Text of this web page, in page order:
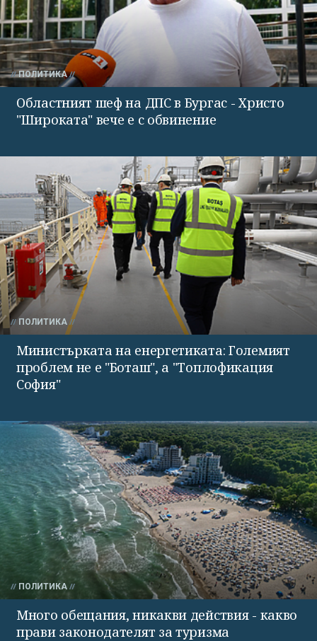
ПОЛИТИКА
Областният шеф на ДПС в Бургас - Христо
"Широката" вече е с обвинение
ПОЛИТИКА
Министърката на енергетиката: Големият
проблем не е "Боташ", а "Топлофикация
София"
ПОЛИТИКА
Много обещания, никакви действия - какво
прави законодателят за туризма